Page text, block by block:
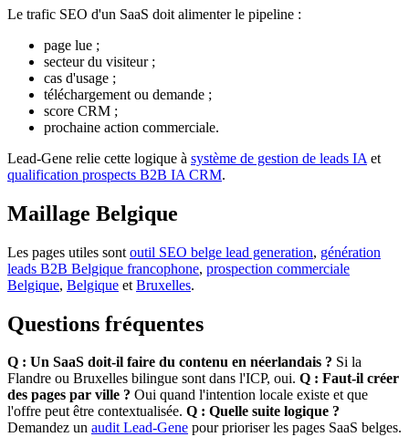
Le trafic SEO d'un SaaS doit alimenter le pipeline :
page lue ;
secteur du visiteur ;
cas d'usage ;
téléchargement ou demande ;
score CRM ;
prochaine action commerciale.
Lead-Gene relie cette logique à système de gestion de leads IA et
qualification prospects B2B IA CRM.
Maillage Belgique
Les pages utiles sont outil SEO belge lead generation, génération
leads B2B Belgique francophone, prospection commerciale
Belgique, Belgique et Bruxelles.
Questions fréquentes
Q : Un SaaS doit-il faire du contenu en néerlandais ? Si la
Flandre ou Bruxelles bilingue sont dans l'ICP, oui. Q : Faut-il créer
des pages par ville ? Oui quand l'intention locale existe et que
l'offre peut être contextualisée. Q : Quelle suite logique ?
Demandez un audit Lead-Gene pour prioriser les pages SaaS belges.